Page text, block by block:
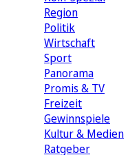
Region
Politik
Wirtschaft
Sport
Panorama
Promis & TV
Freizeit
Gewinnspiele
Kultur & Medien
Ratgeber